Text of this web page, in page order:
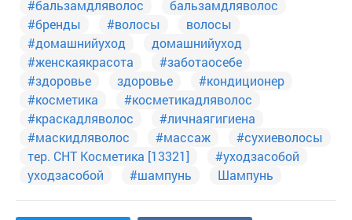
#бальзамдляволос
бальзамдляволос
#бренды
#волосы
волосы
#домашнийуход
домашнийуход
#женскаякрасота
#заботаосебе
#здоровье
здоровье
#кондиционер
#косметика
#косметикадляволос
#краскадляволос
#личнаягигиена
#маскидляволос
#массаж
#сухиеволосы
тер. СНТ Косметика [13321]
#уходзасобой
уходзасобой
#шампунь Шампунь